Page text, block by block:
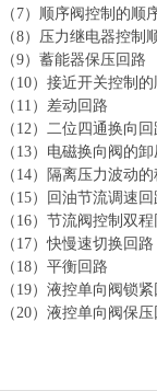
（ 7）顺序阀控制的顺
（8）压力继电器控制
（9）蓄能器保压回路
（ 10）接近开关控制
（ 11）差动回路
（ 12）二位四通换向回
（ 13）电磁换向阀的
（ 14）隔离压力波动
（ 15）回油节流调速回
（ 16）节流阀控制双
（ 17）快慢速切换回路
（ 18）平衡回路
（ 19）液控单向阀锁
（20）液控单向阀保压